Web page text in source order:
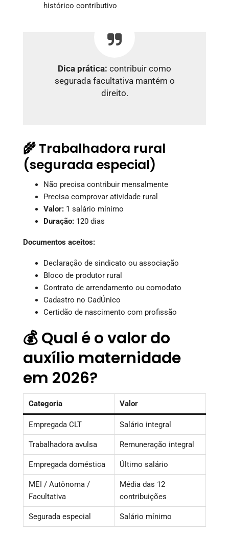
histórico contributivo
Dica prática: contribuir como
segurada facultativa mantém o
direito.
🌾 Trabalhadora rural
(segurada especial)
Não precisa contribuir mensalmente
Precisa comprovar atividade rural
Valor: 1 salário mínimo
Duração: 120 dias
Documentos aceitos:
Declaração de sindicato ou associação
Bloco de produtor rural
Contrato de arrendamento ou comodato
Cadastro no CadÚnico
Certidão de nascimento com profissão
💰 Qual é o valor do
auxílio maternidade
em 2026?
Categoria Valor
Empregada CLT Salário integral
Trabalhadora avulsa Remuneração integral
Empregada doméstica Último salário
MEI / Autônoma /
Facultativa
Média das 12
contribuições
Segurada especial Salário mínimo